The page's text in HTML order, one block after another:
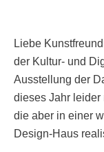
Liebe
der Kultur- und
Ausstellung der
dieses Jahr leider
die aber in einer
Design-Haus